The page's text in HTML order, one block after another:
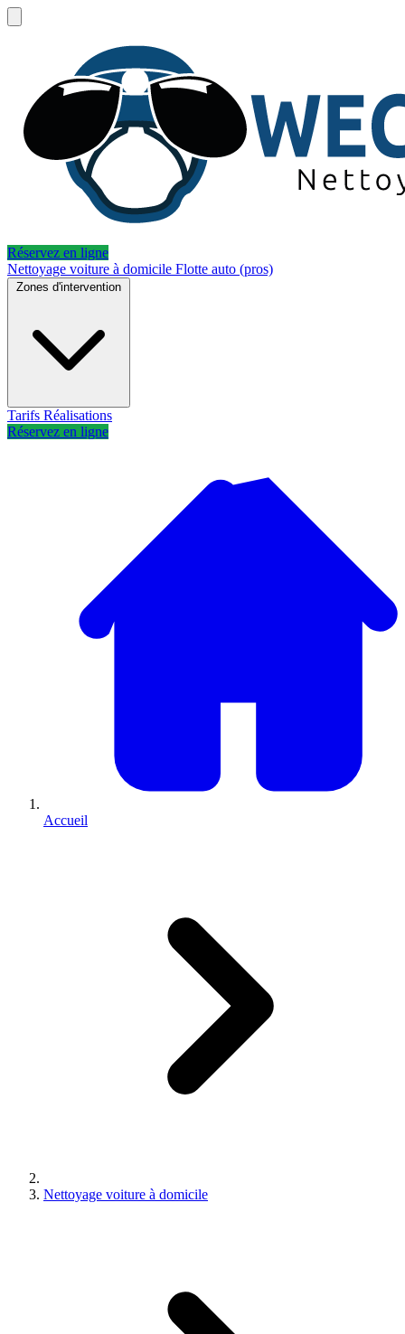
Réservez en ligne
Nettoyage voiture à domicile Flotte auto (pros)
Zones d'intervention
Tarifs Réalisations
Réservez en ligne
Accueil
Nettoyage voiture à domicile